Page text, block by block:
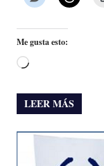
Me gusta esto:
Cargando...
LEER MÁS